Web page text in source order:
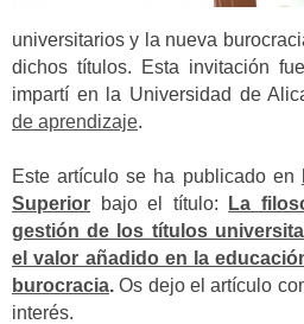
universitarios y la nueva
dichos títulos. Esta invitación
impartí en la Universidad de
de aprendizaje.
Este artículo se ha publicado en
Superior bajo el título:
La
gestión de los títulos
el valor añadido en la
burocracia.Os dejo el artículo
interés.